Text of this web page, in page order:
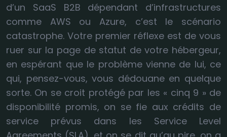
d’un SaaS B2B dépendant d’infrastructures
comme AWS ou Azure, c’est le scénario
catastrophe. Votre premier réflexe est de vous
ruer sur la page de statut de votre hébergeur,
en espérant que le problème vienne de lui, ce
qui, pensez-vous, vous dédouane en quelque
sorte. On se croit protégé par les « cinq 9 » de
disponibilité promis, on se fie aux crédits de
service prévus dans les Service Level